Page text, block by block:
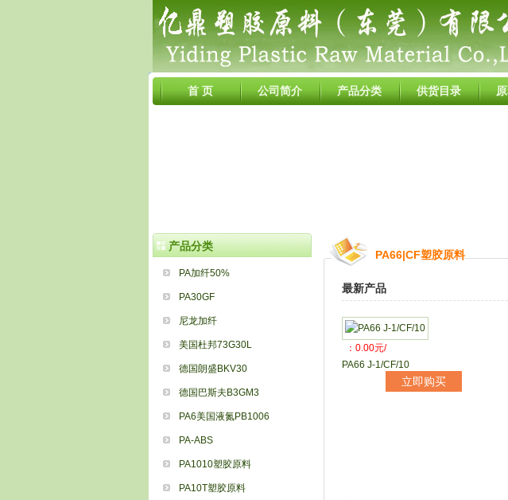
首 页 公司简介 产品分类 供货目录
产品分类
PA加纤50%
PA30GF
尼龙加纤
美国杜邦73G30L
德国朗盛BKV30
德国巴斯夫B3GM3
PA6美国液氮PB1006
PA-ABS
PA1010塑胶原料
PA10T塑胶原料
PA66|CF塑胶原料
最新产品
：0.00元/
PA66 J-1/CF/10
立即购买